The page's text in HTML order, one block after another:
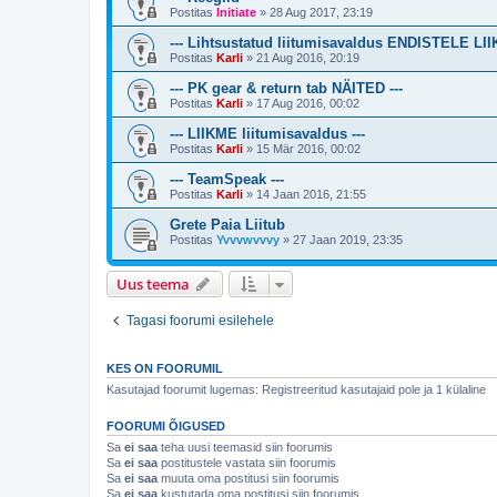
Postitas Initiate » 28 Aug 2017, 23:19
--- Lihtsustatud liitumisavaldus ENDISTELE
Postitas Karli » 21 Aug 2016, 20:19
--- PK gear & return tab NÄITED ---
Postitas Karli » 17 Aug 2016, 00:02
--- LIIKME liitumisavaldus ---
Postitas Karli » 15 Mär 2016, 00:02
--- TeamSpeak ---
Postitas Karli » 14 Jaan 2016, 21:55
Grete Paia Liitub
Postitas Yvvvwvvvy » 27 Jaan 2019, 23:35
Uus teema
Tagasi foorumi esilehele
KES ON FOORUMIL
Kasutajad foorumit lugemas: Registreeritud kasutajaid pole ja 1 külaline
FOORUMI ÕIGUSED
Sa ei saa teha uusi teemasid siin foorumis
Sa ei saa postitustele vastata siin foorumis
Sa ei saa muuta oma postitusi siin foorumis
Sa ei saa kustutada oma postitusi siin foorumis